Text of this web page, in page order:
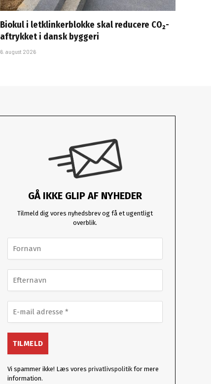
Biokul i letklinkerblokke skal reducere CO₂-
aftrykket i dansk byggeri
6. august 2026
GÅ IKKE GLIP AF NYHEDER
Tilmeld dig vores nyhedsbrev og få et ugentligt
overblik.
Vi spammer ikke! Læs voresprivatlivspolitik for mere
information.